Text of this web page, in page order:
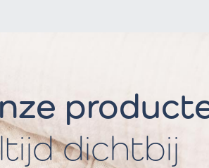
dichtbij